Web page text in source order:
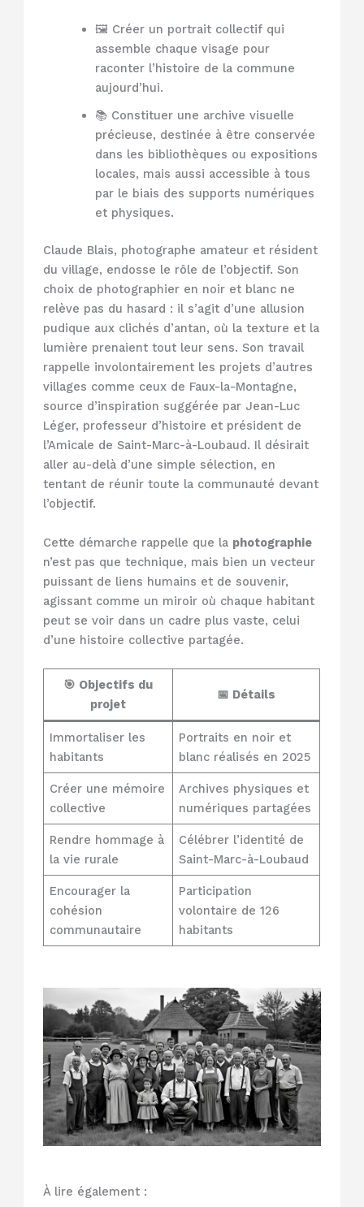
🖼️ Créer un portrait collectif qui
assemble chaque visage pour
raconter l’histoire de la commune
aujourd’hui.
📚 Constituer une archive visuelle
précieuse, destinée à être conservée
dans les bibliothèques ou expositions
locales, mais aussi accessible à tous
par le biais des supports numériques
et physiques.
Claude Blais, photographe amateur et résident
du village, endosse le rôle de l’objectif. Son
choix de photographier en noir et blanc ne
relève pas du hasard : il s’agit d’une allusion
pudique aux clichés d’antan, où la texture et la
lumière prenaient tout leur sens. Son travail
rappelle involontairement les projets d’autres
villages comme ceux de Faux-la-Montagne,
source d’inspiration suggérée par Jean-Luc
Léger, professeur d’histoire et président de
l’Amicale de Saint-Marc-à-Loubaud. Il désirait
aller au-delà d’une simple sélection, en
tentant de réunir toute la communauté devant
l’objectif.
Cette démarche rappelle que la photographie
n’est pas que technique, mais bien un vecteur
puissant de liens humains et de souvenir,
agissant comme un miroir où chaque habitant
peut se voir dans un cadre plus vaste, celui
d’une histoire collective partagée.
🎯 Objectifs du
projet
📅 Détails
Immortaliser les
habitants
Portraits en noir et
blanc réalisés en 2025
Créer une mémoire
collective
Archives physiques et
numériques partagées
Rendre hommage à
la vie rurale
Célébrer l’identité de
Saint-Marc-à-Loubaud
Encourager la
cohésion
communautaire
Participation
volontaire de 126
habitants
À lire également :